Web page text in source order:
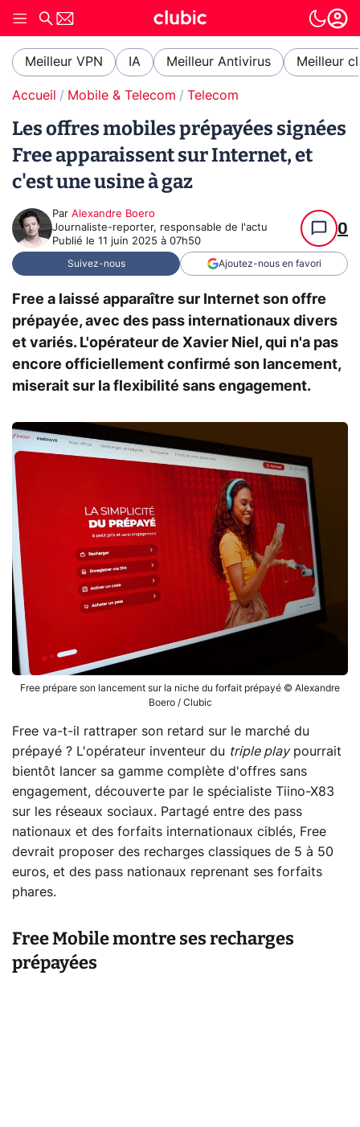
Meilleur VPN IA Meilleur Antivirus Meilleur
Accueil Mobile & Telecom Telecom
Les offres mobiles prépayées signées
Free apparaissent sur Internet, et
c'est une usine à gaz
Par Alexandre Boero
Journaliste-reporter, responsable de l'actu
Publié le 11 juin 2025 à 07h50
0
Suivez-nous Ajoutez-nous en favori
Free a laissé apparaître sur Internet son offre
prépayée, avec des pass internationaux divers
et variés. L'opérateur de Xavier Niel, qui n'a pas
encore officiellement confirmé son lancement,
miserait sur la flexibilité sans engagement.
Free prépare son lancement sur la niche du forfait prépayé © Alexandre
Boero / Clubic
Free va-t-il rattraper son retard sur le marché du
prépayé ? L'opérateur inventeur du triple playpourrait
bientôt lancer sa gamme complète d'offres sans
engagement, découverte par le spécialiste Tiino-X83
sur les réseaux sociaux. Partagé entre des pass
nationaux et des forfaits internationaux ciblés, Free
devrait proposer des recharges classiques de 5 à 50
euros, et des pass nationaux reprenant ses forfaits
phares.
Free Mobile montre ses recharges
prépayées